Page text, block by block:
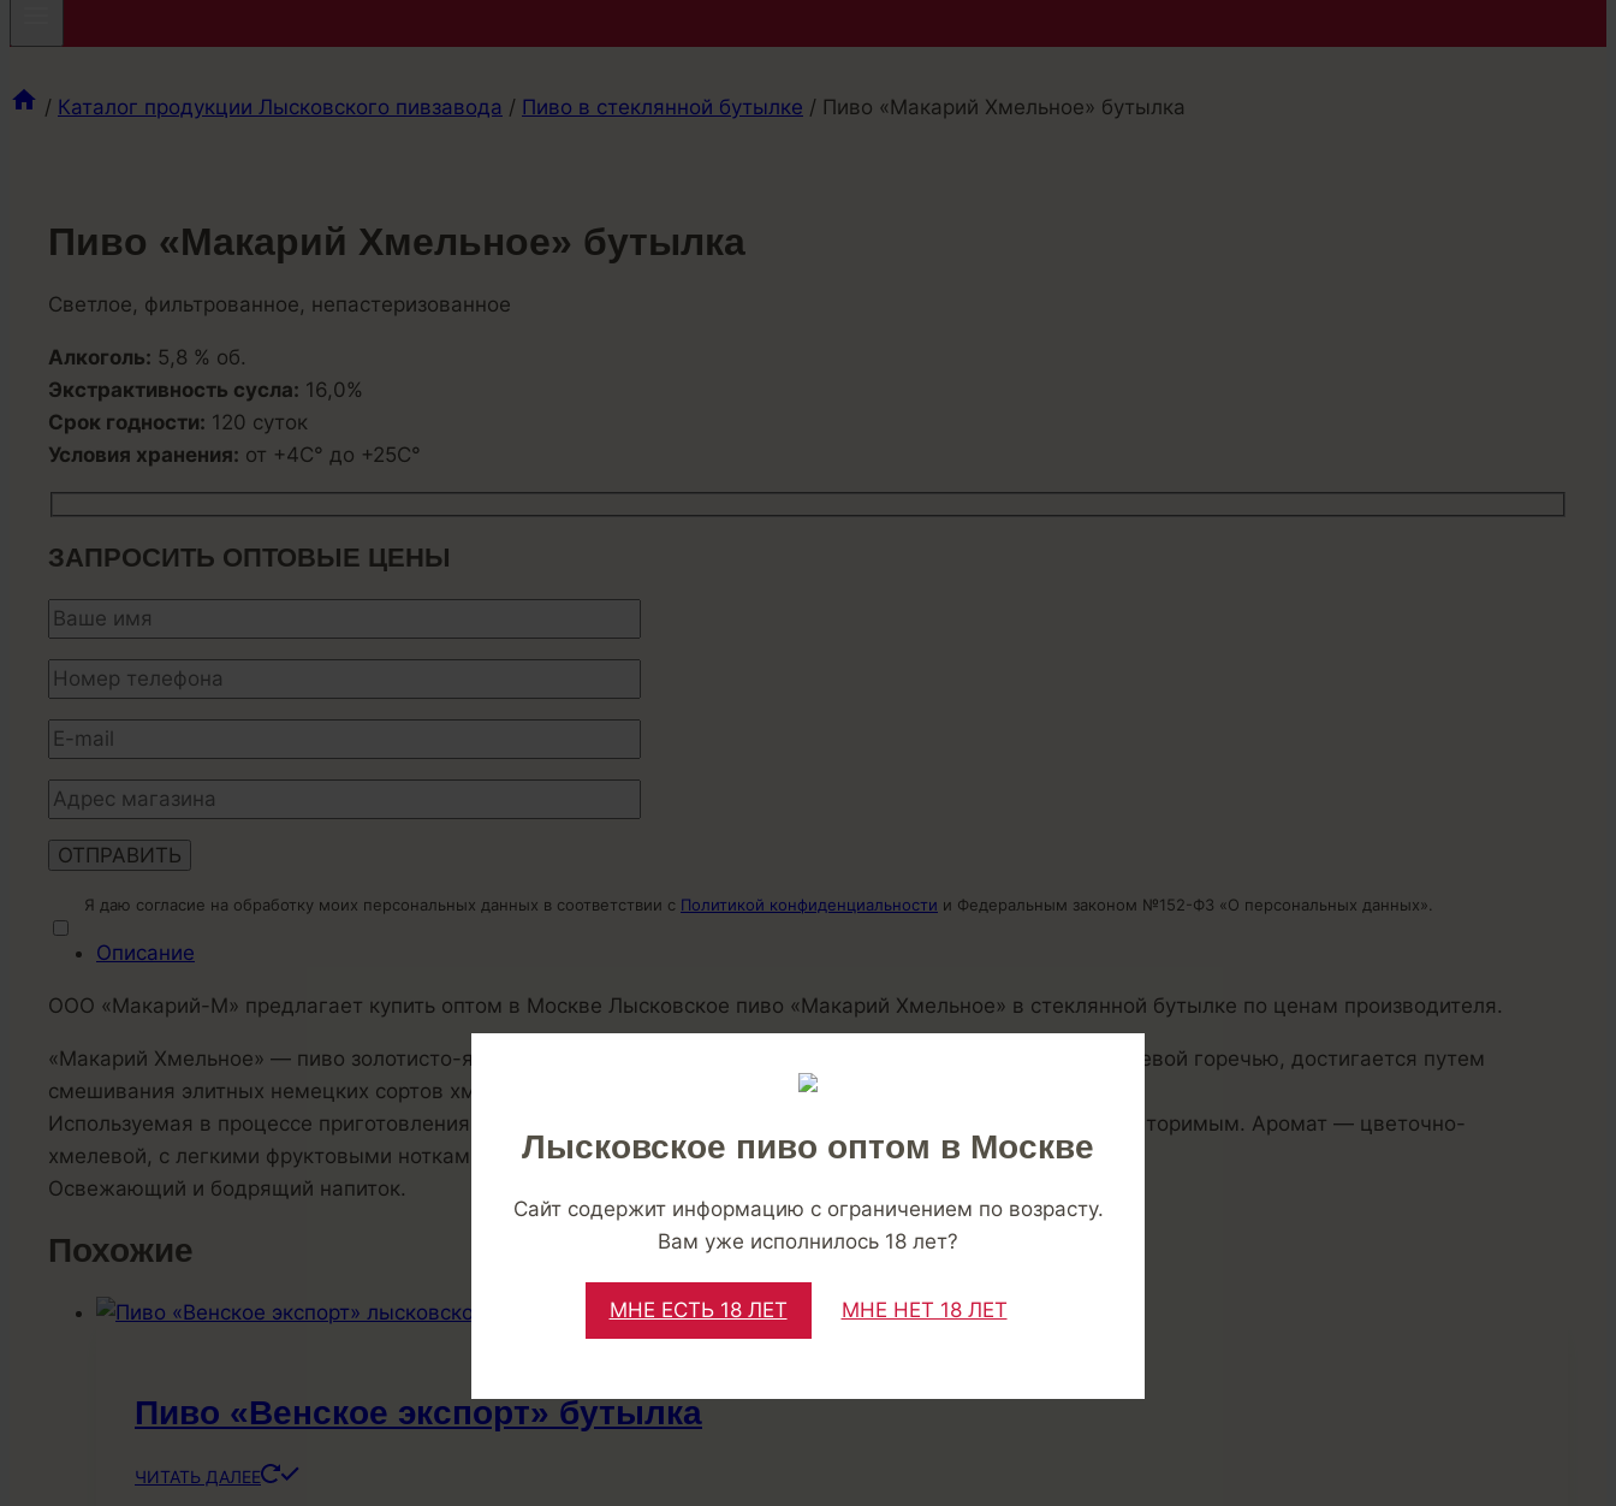
Лысковское пиво оптом в Москве
Сайт содержит информацию с ограничением по возрасту.
Вам уже исполнилось 18 лет?
МНЕ ЕСТЬ 18 ЛЕТ МНЕ НЕТ 18 ЛЕТ
/ Каталог продукции Лысковского пивзавода / Пиво в стеклянной бутылке / Пиво «Макарий Хмельное» бутылка
Пиво «Макарий Хмельное» бутылка
Светлое, фильтрованное, непастеризованное
Алкоголь: 5,8 % об.
Экстрактивность сусла: 16,0%
Срок годности: 120 суток
Условия хранения: от +4С° до +25С°
ЗАПРОСИТЬ ОПТОВЫЕ ЦЕНЫ
Я даю согласие на обработку моих персональных данных в соответствии с Политикой конфиденциальности и Федеральным законом №152-ФЗ «О персональных данных».
Описание
ООО «Макарий-М» предлагает купить оптом в Москве Лысковское пиво «Макарий Хмельное» в стеклянной бутылке по ценам производителя.
«Макарий Хмельное» — пиво золотисто-янтарного цвета, с ярким, насыщенным вкусом и умеренной хмелевой горечью, достигается путем
смешивания элитных немецких сортов хмеля и высококачественного ячменного солода.
Используемая в процессе приготовления, уникальная раса дрожжей, делает вкус пива особенным и неповторимым. Аромат — цветочно-
хмелевой, с легкими фруктовыми нотками.
Освежающий и бодрящий напиток.
Похожие
Пиво «Венское экспорт» бутылка
ЧИТАТЬ ДАЛЕЕ